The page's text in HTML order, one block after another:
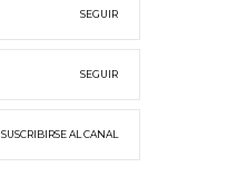
SEGUIR
SEGUIR
SUSCRIBIRSE AL CANAL